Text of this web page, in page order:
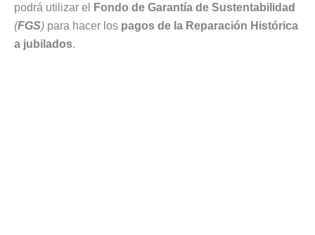
podrá utilizar el
Fondo de Garantía de Sustentabilidad
(FGS) para hacer los pagos de la Reparación Histórica
a jubilados.